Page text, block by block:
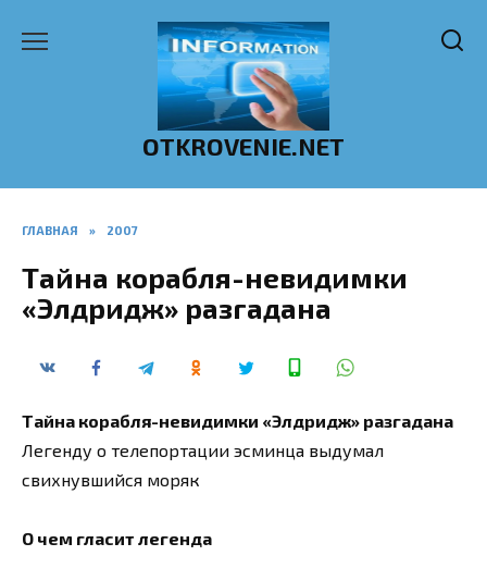
OTKROVENIE.NET
ГЛАВНАЯ » 2007
Тайна корабля-невидимки
«Элдридж» разгадана
Тайна корабля-невидимки «Элдридж» разгадана
Легенду о телепортации эсминца выдумал
свихнувшийся моряк
О чем гласит легенда